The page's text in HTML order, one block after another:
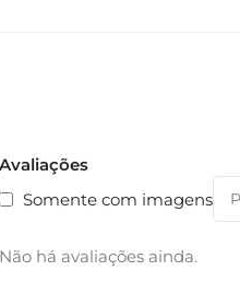
Avaliações
Somente com imagens
Não há avaliações ainda.